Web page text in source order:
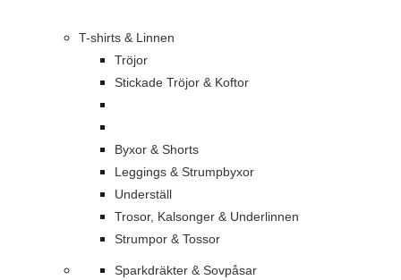
T-shirts & Linnen
Tröjor
Stickade Tröjor & Koftor
Byxor & Shorts
Leggings & Strumpbyxor
Underställ
Trosor, Kalsonger & Underlinnen
Strumpor & Tossor
Sparkdräkter & Sovpåsar